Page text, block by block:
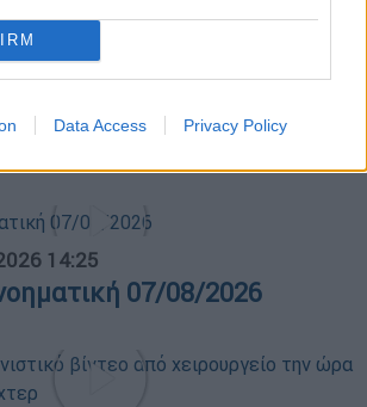
Data Access Privacy Policy
20:05
14:25
07/08/2026